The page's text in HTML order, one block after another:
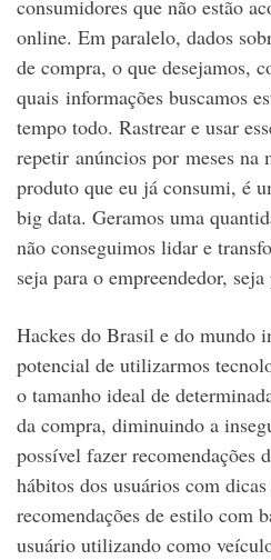
consumidores que não estão
online. Em paralelo, dados
de compra, o que desejamos,
quais informações buscamos
tempo todo. Rastrear e usar
repetir anúncios por meses
produto que eu já consumi, é
big data. Geramos uma
não conseguimos lidar e
seja para o empreendedor,
Hackes do Brasil e do mundo
potencial de utilizarmos
o tamanho ideal de
da compra, diminuindo a
possível fazer recomendações
hábitos dos usuários com
recomendações de estilo com
usuário utilizando como